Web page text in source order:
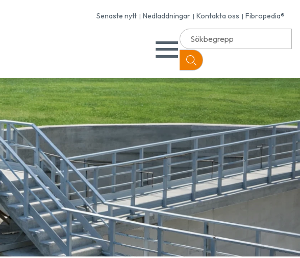
Senaste nytt Nedladdningar Kontakta oss Fibropedia®